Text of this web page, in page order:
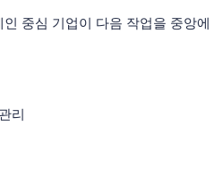
중심 기업이 다음 작업을 중앙에
리